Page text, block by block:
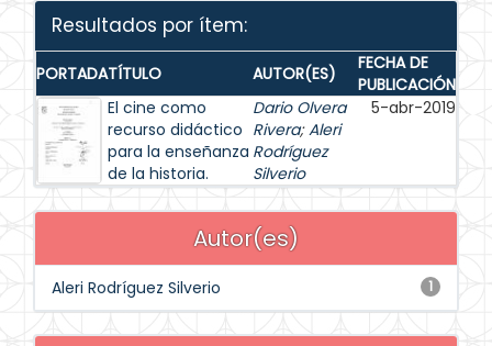
Resultados por ítem:
PORTADATÍTULO AUTOR(ES)
FECHA DE
PUBLICACIÓN
El cine como
recurso didáctico
para la enseñanza
de la historia.
Dario Olvera
Rivera;Aleri
Rodríguez
Silverio
5-abr-2019
Autor(es)
1
Aleri Rodríguez Silverio